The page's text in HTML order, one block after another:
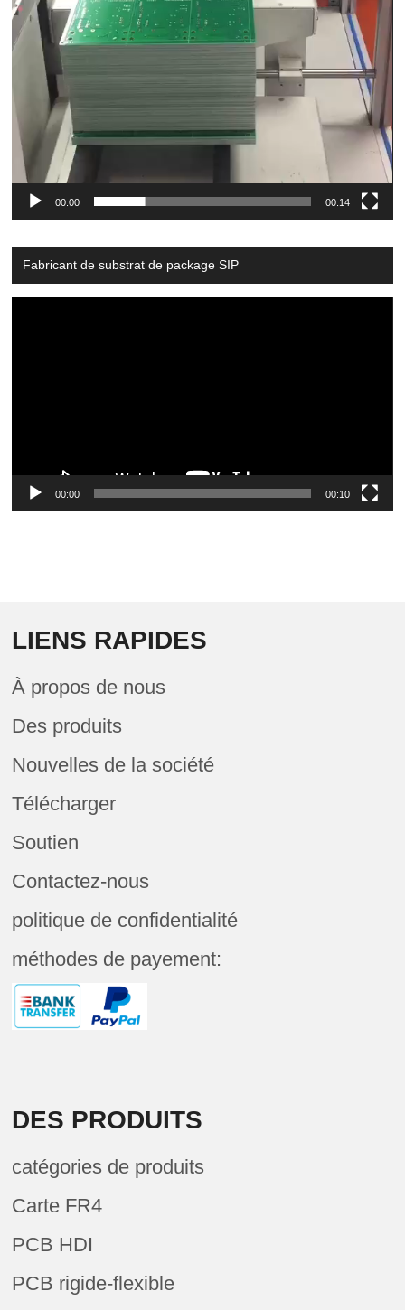
00:00 00:14
Fabricant de substrat de package SIP
00:00 00:10
LIENS RAPIDES
À propos de nous
Des produits
Nouvelles de la société
Télécharger
Soutien
Contactez-nous
politique de confidentialité
méthodes de payement:
DES PRODUITS
catégories de produits
Carte FR4
PCB HDI
PCB rigide-flexible